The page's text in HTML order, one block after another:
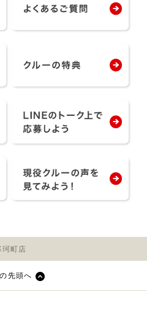
珂町店
先頭へ